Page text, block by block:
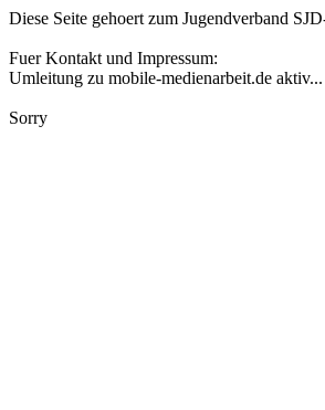
Diese Seite gehoert zum Jugendverband
Fuer Kontakt und Impressum:
Umleitung zu mobile-medienarbeit.de aktiv...
Sorry